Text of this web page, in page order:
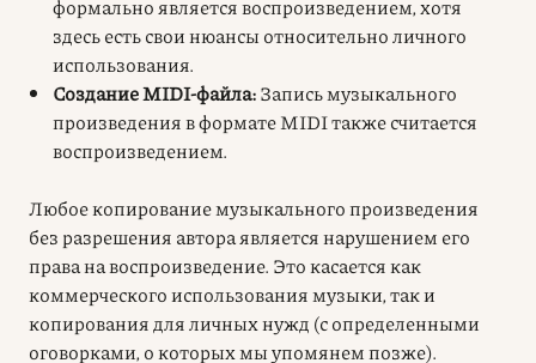
формально является воспроизведением, хотя
здесь есть свои нюансы относительно личного
использования.
Создание MIDI-файла:Запись музыкального
произведения в формате MIDI также считается
воспроизведением.
Любое копирование музыкального произведения
без разрешения автора является нарушением его
права на воспроизведение. Это касается как
коммерческого использования музыки, так и
копирования для личных нужд (с определенными
оговорками, о которых мы упомянем позже).